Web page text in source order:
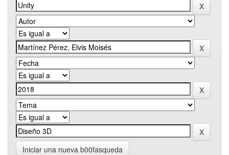
Iniciar una nueva b00fasqueda